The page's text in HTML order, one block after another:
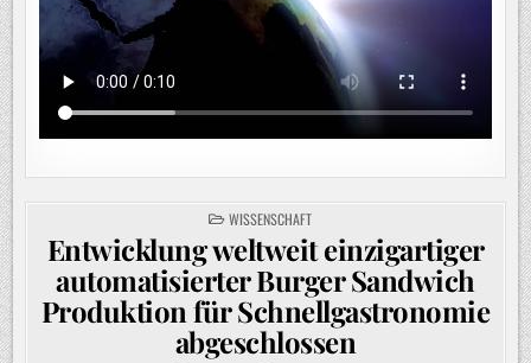
POSTED
IN
WISSENSCHAFT
Entwicklung weltweit einzigartiger
automatisierter Burger Sandwich
Produktion für Schnellgastronomie
abgeschlossen